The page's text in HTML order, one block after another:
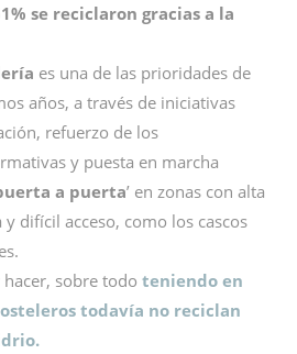
se reciclaron gracias a la
es una de las prioridades de
años, a través de iniciativas
refuerzo de los
y puesta en marcha
a puerta’ en zonas con alta
difícil acceso, como los cascos
sobre todo teniendo en
todavía no reciclan